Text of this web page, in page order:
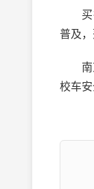
买得
普及
南京
校车